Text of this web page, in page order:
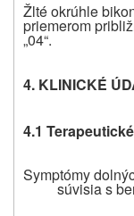
Žlté okrúhle
priemerom
„04“.
4. KLINICKÉ
4.1
Symptómy
súvisia s